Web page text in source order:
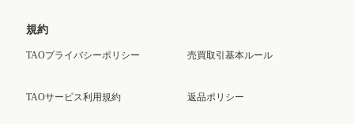
規約
TAOプライバシーポリシー
TAOサービス利用規約
売買取引基本ルール
返品ポリシー